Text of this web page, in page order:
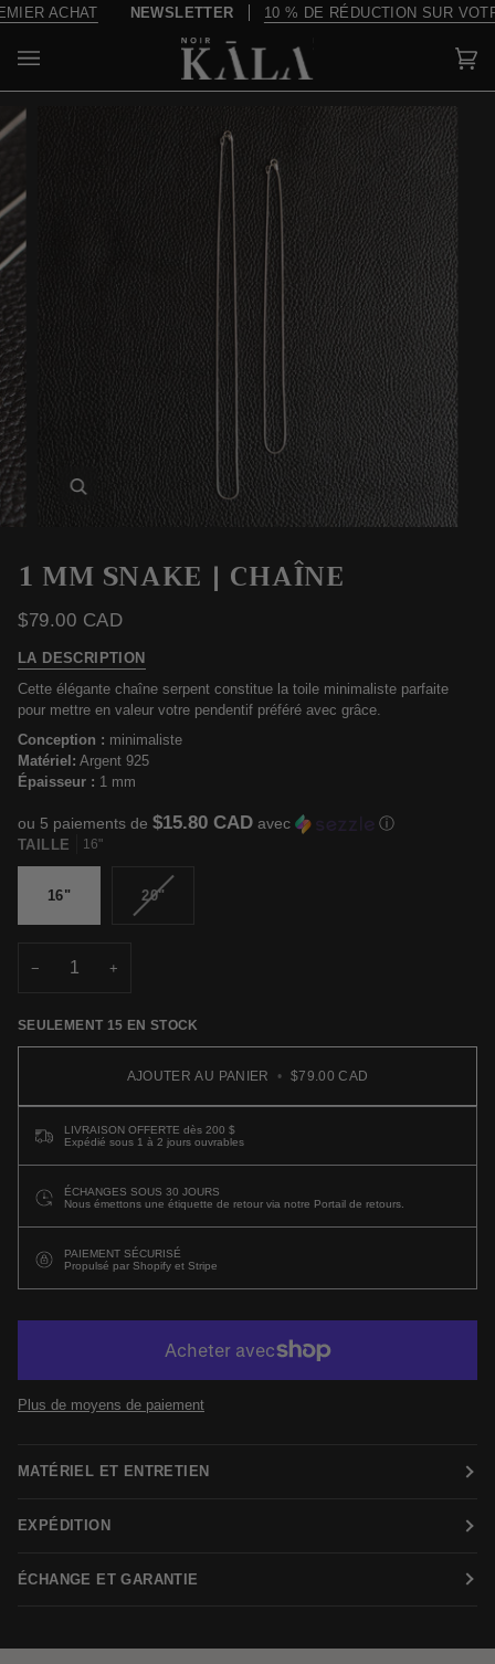
Passer
contenu
ACHAT NEWSLETTER 10 % DE RÉDUCTION SUR VOTRE
Enfocar
1 MM SNAKE | CHAÎNE
$79.00 CAD
LA DESCRIPTION
Cette élégante chaîne serpent constitue la toile minimaliste parfaite
pour mettre en valeur votre pendentif préféré avec grâce.
Conception : minimaliste
Matériel: Argent 925
Épaisseur : 1 mm
ou 5 paiements de $15.80 CAD avec ⓘ
TAILLE 16"
16" 20"VARIANTE
− +
SEULEMENT 15 EN STOCK
AJOUTER AU PANIER • $79.00 CAD
LIVRAISON OFFERTE dès 200 $
Expédié sous 1 à 2 jours ouvrables
ÉCHANGES SOUS 30 JOURS
Nous émettons une étiquette de retour via notre Portail de retours.
PAIEMENT SÉCURISÉ
Propulsé par Shopify et Stripe
Plus de moyens de paiement
MATÉRIEL ET ENTRETIEN
EXPÉDITION
ÉCHANGE ET GARANTIE